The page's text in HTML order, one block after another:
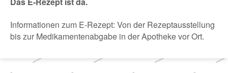
Informationen zum E-Rezept: Von der Rezeptausstellung
bis zur Medikamentenabgabe in der Apotheke vor Ort.